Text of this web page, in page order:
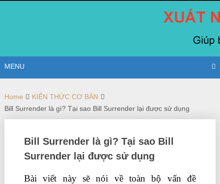
MENU
Home
KIẾN THỨC CƠ BẢN
Bill Surrender là gì? Tại sao Bill Surrender lại được sử dụng
Bill Surrender là gì? Tại sao Bill
Surrender lại được sử dụng
Bài viết này sẽ nói về toàn bộ vấn đề